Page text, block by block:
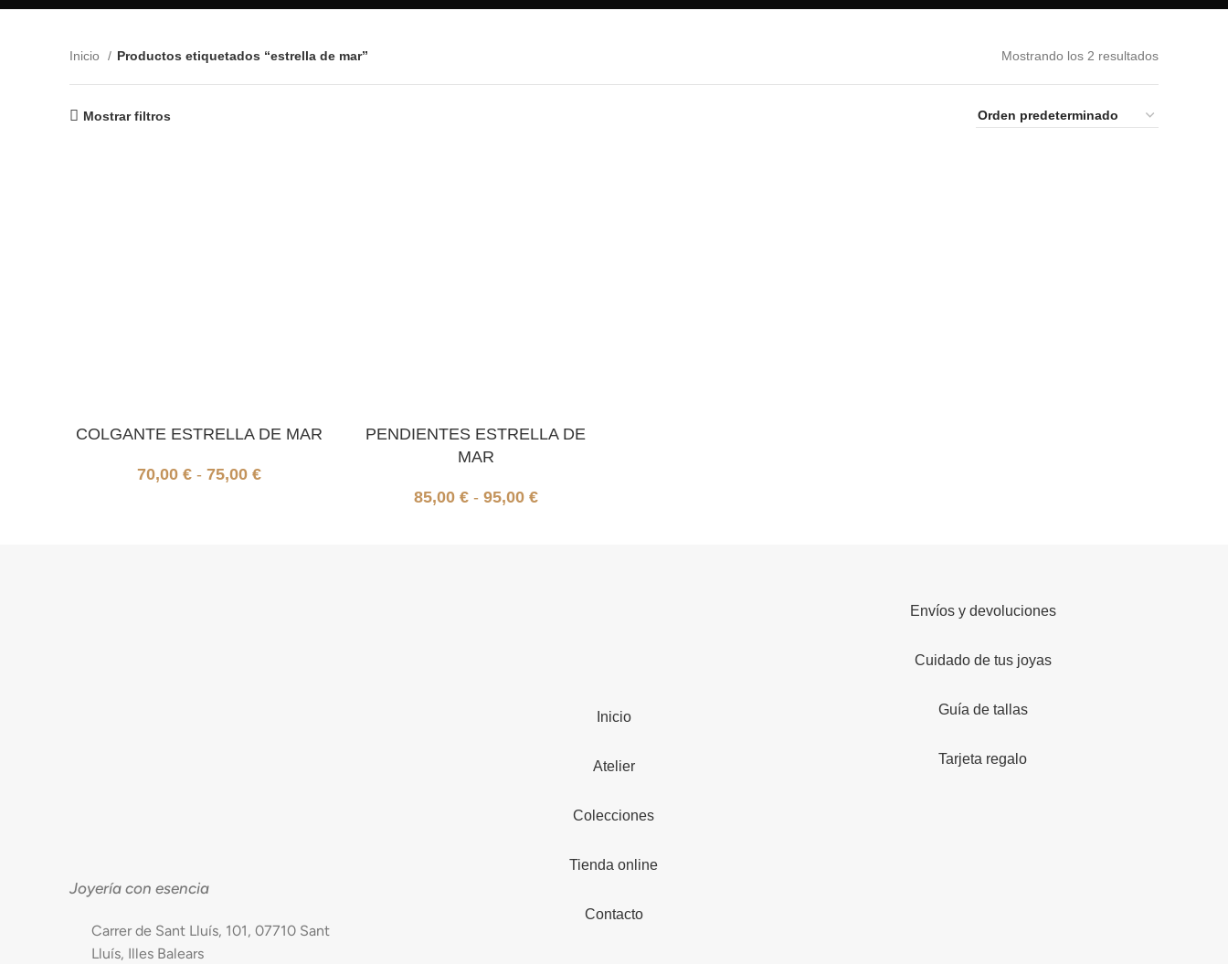
Inicio Productos etiquetados “estrella de mar” Mostrando los 2 resultados
Mostrar filtros
COLGANTE ESTRELLA DE MAR
70,00 € - 75,00 €
PENDIENTES ESTRELLA DE
MAR
85,00 € - 95,00 €
Joyería con esencia
Carrer de Sant Lluís, 101, 07710 Sant
Lluís, Illes Balears
Inicio
Atelier
Colecciones
Tienda online
Contacto
Envíos y devoluciones
Cuidado de tus joyas
Guía de tallas
Tarjeta regalo